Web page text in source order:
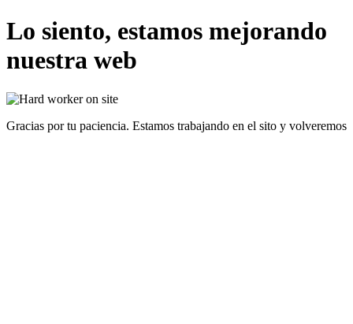
Lo siento, estamos mejorando
nuestra web
Gracias por tu paciencia. Estamos trabajando en el sito y volveremos